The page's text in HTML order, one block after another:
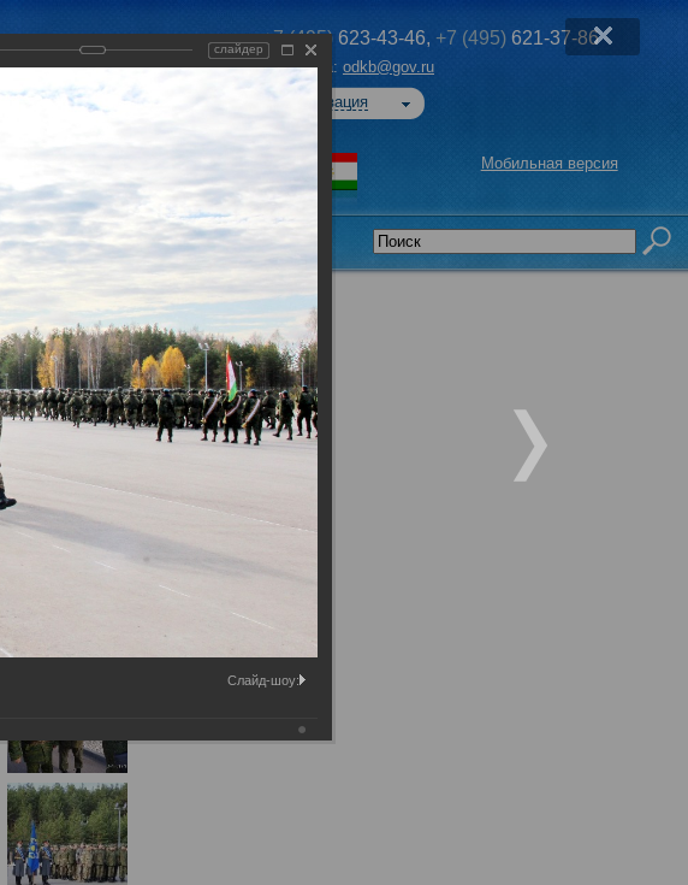
+7 (495) 623-43-46, +7 (495) 621-37-86
Эл. почта: odkb@gov.ru
Авторизация
Мобильная версия
председательства
"Мулино", Нижегородская обл.,
слайдер
Слайд-шоу: